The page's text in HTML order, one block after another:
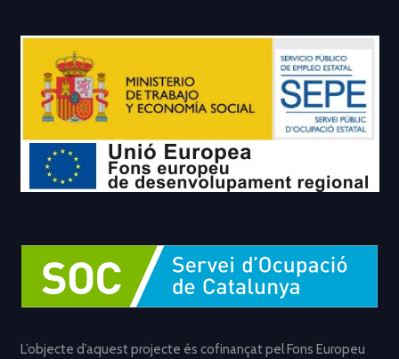
L’objecte d’aquest projecte és cofinançat pel Fons Europeu